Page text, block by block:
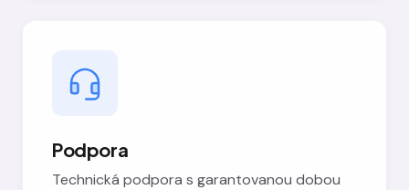
Podpora
Technická podpora s garantovanou dobou